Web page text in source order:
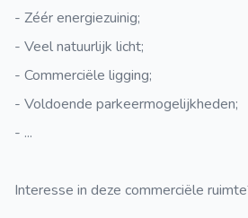
- Zéér energiezuinig;
- Veel natuurlijk licht;
- Commerciële ligging;
- Voldoende parkeermogelijkheden;
- ...
Interesse in deze commerciële